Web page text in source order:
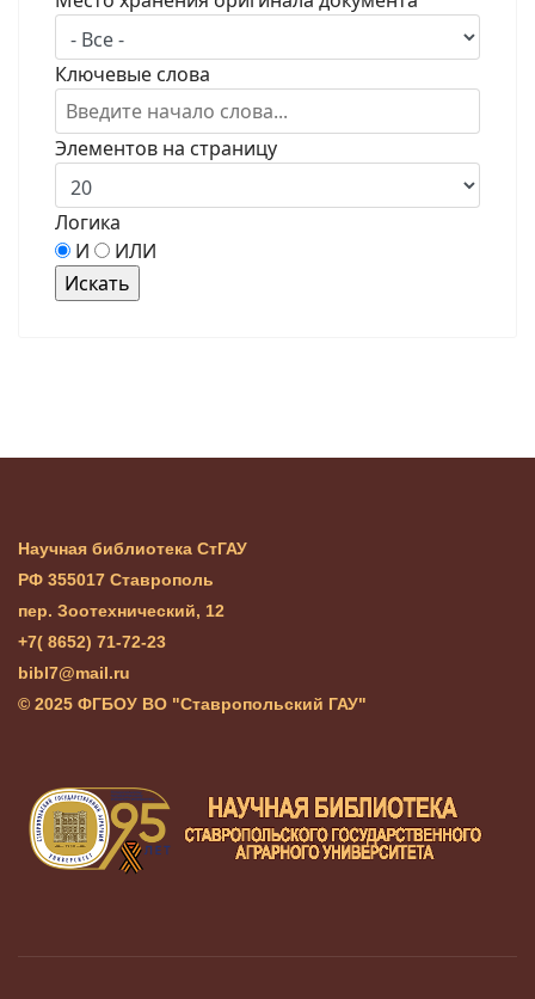
Ключевые слова
Элементов на страницу
Логика
И
ИЛИ
Научная библиотека СтГАУ
РФ 355017 Ставрополь
пер. Зоотехнический, 12
+7( 8652) 71-72-23
bibl7@mail.ru
© 2025 ФГБОУ ВО "Ставропольский ГАУ"